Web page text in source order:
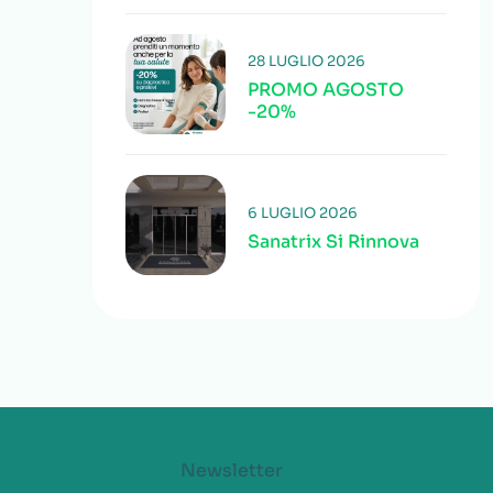
PROMO AGOSTO
-20%
28 LUGLIO 2026
Sanatrix Si Rinnova
6 LUGLIO 2026
Newsletter